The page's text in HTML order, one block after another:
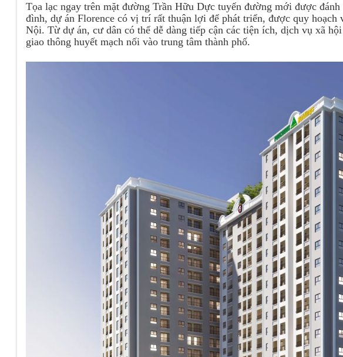
Tọa lạc ngay trên mặt đường Trần Hữu Dực tuyến đường mới được
đình, dự án Florence có vị trí rất thuận lợi để phát triển, được quy hoạch
Nội. Từ dự án, cư dân có thể dễ dàng tiếp cận các tiện ích, dịch vụ xã
giao thông huyết mạch nối vào trung tâm thành phố.